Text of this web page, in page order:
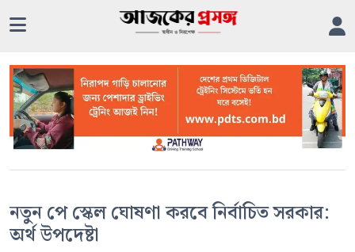
নতুন পে স্কেল ঘোষণা করবে নির্বাচিত সরকার:
অর্থ উপদেষ্টা